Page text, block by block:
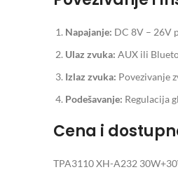
Napajanje: DC 8V – 26V
Ulaz zvuka: AUX ili
Izlaz zvuka: Povezivanje
Podešavanje: Regulacija
Cena i
TPA3110 XH-A232